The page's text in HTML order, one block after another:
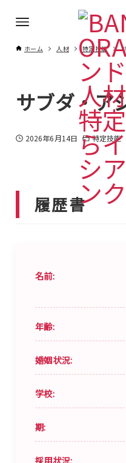
ホーム 人材 特定技能
サブダ・ア
2026年6月14日 特定技能
履歴書
名前:
年齢:
婚姻状況:
学校:
期:
採用状況: